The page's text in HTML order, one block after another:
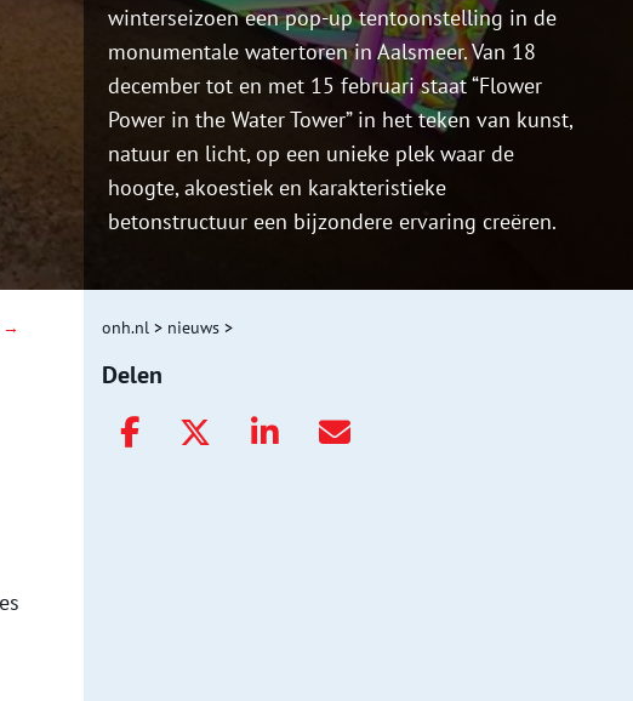
winterseizoen een pop-up tentoonstelling in de
monumentale watertoren in Aalsmeer. Van 18
december tot en met 15 februari staat “Flower
Power in the Water Tower” in het teken van kunst,
natuur en licht, op een unieke plek waar de
hoogte, akoestiek en karakteristieke
betonstructuur een bijzondere ervaring creëren.
→ onh.nl > nieuws >
Delen